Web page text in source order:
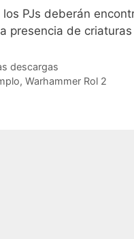
PJs deberán
presencia de
descargas
, Warhammer Rol 2